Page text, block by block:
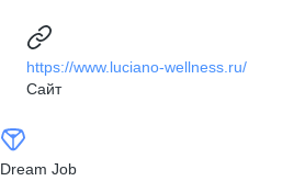
https://www.luciano-wellness.ru/
Сайт
Dream Job